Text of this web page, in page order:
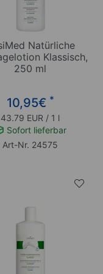
Natürliche
Klassisch,
250 ml
10,95€ *
43.79 EUR / 1 l
Sofort lieferbar
Art-Nr. 24575